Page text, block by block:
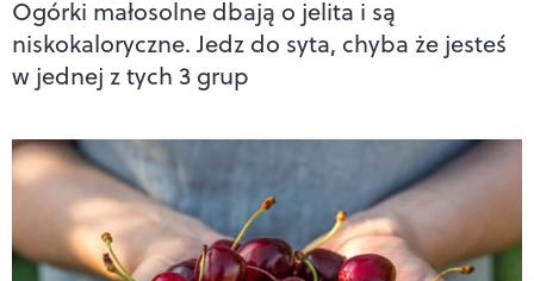
Ogórki małosolne dbają o jelita i są
niskokaloryczne. Jedz do syta, chyba że jesteś
w jednej z tych 3 grup